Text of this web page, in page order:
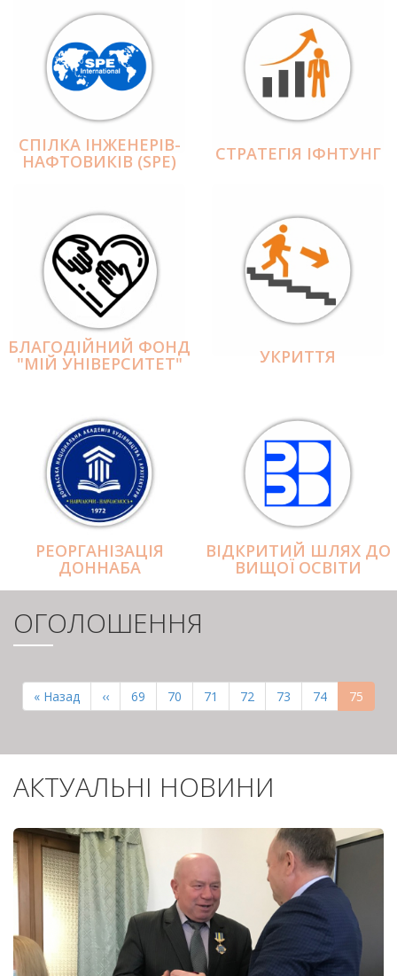
СПІЛКА ІНЖЕНЕРІВ-
НАФТОВИКІВ (SPE) СТРАТЕГІЯ ІФНТУНГ
БЛАГОДІЙНИЙ ФОНД
"МІЙ УНІВЕРСИТЕТ" УКРИТТЯ
РЕОРГАНІЗАЦІЯ
ДОННАБА
ВІДКРИТИЙ ШЛЯХ ДО
ВИЩОЇ ОСВІТИ
ОГОЛОШЕННЯ
СТОРІНКИ
Перша
сторінка
« Назад
Попередня
сторінка
‹‹ Page
69 Page
70 Page
71 Page
72 Page
73 Page
74 75
АКТУАЛЬНІ НОВИНИ